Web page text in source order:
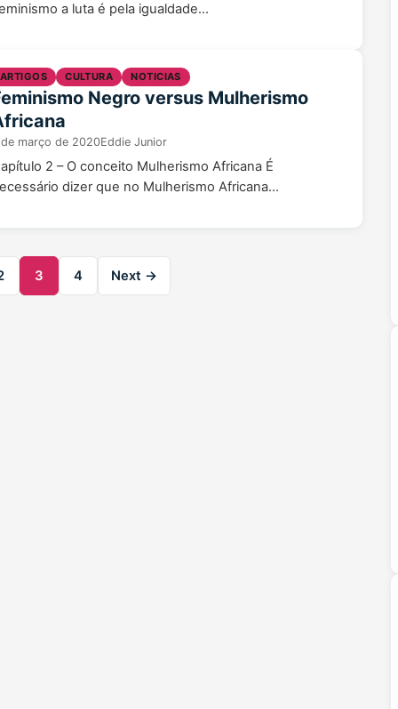
a luta é pela igualdade...
ARTIGOS CULTURA NOTICIAS
Negro versus Mulherismo
março de 2020Eddie Junior
2 – O conceito Mulherismo Africana É
dizer que no Mulherismo Africana...
3 4 Next →